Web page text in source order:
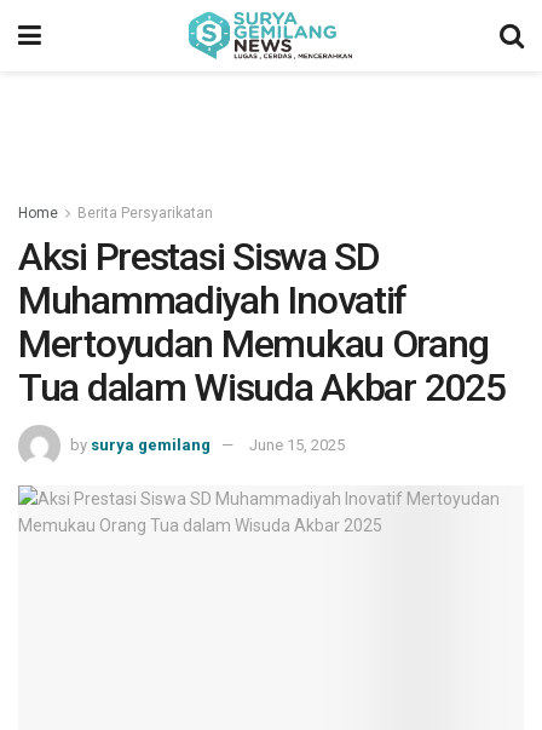
Home Berita Persyarikatan
Aksi Prestasi Siswa SD
Muhammadiyah Inovatif
Mertoyudan Memukau Orang
Tua dalam Wisuda Akbar 2025
by surya gemilang June 15, 2025